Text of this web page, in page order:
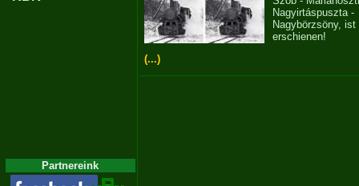
Partnereink
Nagyirtáspuszta -
Nagybörzsöny, ist
erschienen!
(...)